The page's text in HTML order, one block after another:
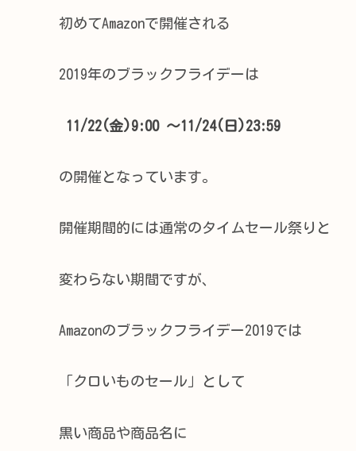
初めてAmazonで開催される
2019年のブラックフライデーは
11/22(金)9:00 ～11/24(日)23:59
の開催となっています。
開催期間的には通常のタイムセール祭りと
変わらない期間ですが、
Amazonのブラックフライデー2019では
「クロいものセール」として
黒い商品や商品名に